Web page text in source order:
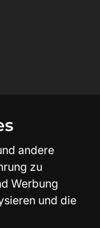
andere
zu
Werbung
und die